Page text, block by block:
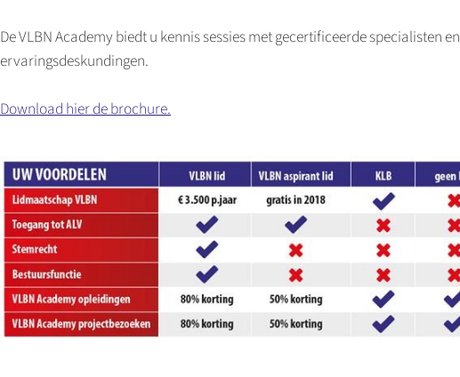
De VLBN Academy biedt u kennis sessies met gecertificeerde specialisten en
ervaringsdeskundingen.
Download hier de brochure.